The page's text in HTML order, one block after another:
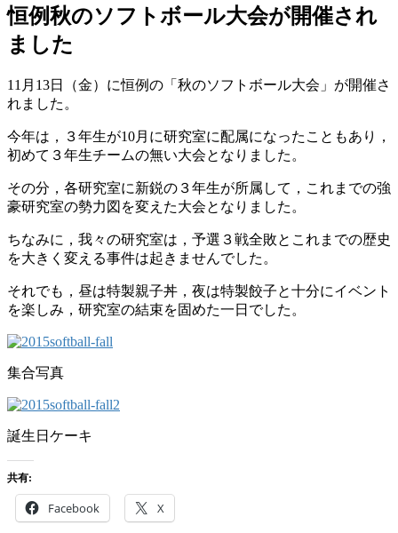
恒例秋のソフトボール大会が開催され
ました
11月13日（金）に恒例の「秋のソフトボール大会」が開催さ
れました。
今年は，３年生が10月に研究室に配属になったこともあり，
初めて３年生チームの無い大会となりました。
その分，各研究室に新鋭の３年生が所属して，これまでの強
豪研究室の勢力図を変えた大会となりました。
ちなみに，我々の研究室は，予選３戦全敗とこれまでの歴史
を大きく変える事件は起きませんでした。
それでも，昼は特製親子丼，夜は特製餃子と十分にイベント
を楽しみ，研究室の結束を固めた一日でした。
集合写真
誕生日ケーキ
共有:
Facebook X